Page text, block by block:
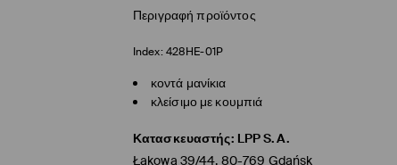
Περιγραφή προϊόντος
Index: 428HE-01P
κοντά μανίκια
κλείσιμο με κουμπιά
Κατασκευαστής: LPP S.A.
Łąkowa 39/44, 80-769 Gdańsk